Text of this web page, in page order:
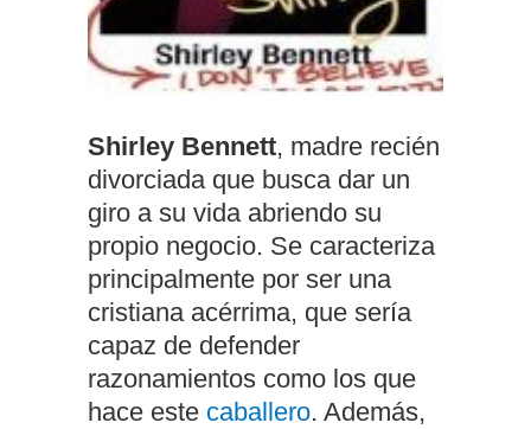
Shirley Bennett, madre recién
divorciada que busca dar un
giro a su vida abriendo su
propio negocio. Se caracteriza
principalmente por ser una
cristiana acérrima, que sería
capaz de defender
razonamientos como los que
hace este caballero. Además,